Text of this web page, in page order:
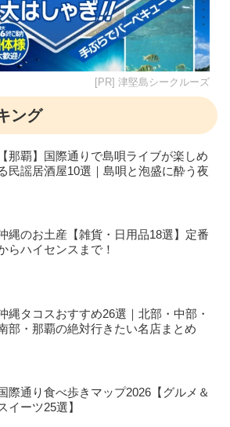
[PR] 津堅島シークルーズ
ング
【那覇】国際通りで島唄ライブが楽しめ
民謡居酒屋10選｜島唄と泡盛に酔う夜
縄のお土産【雑貨・日用品18選】定番
らハイセンスまで！
縄タコスおすすめ26選｜北部・中部・
部・那覇の絶対行きたい名店まとめ
際通り食べ歩きマップ2026【グルメ＆
イーツ25選】